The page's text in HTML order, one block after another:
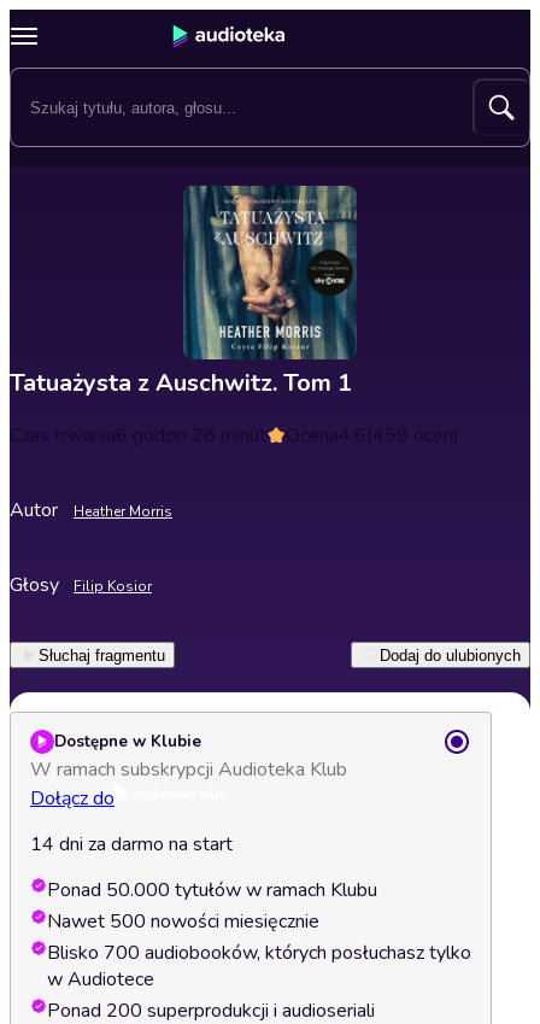
Tatuażysta z Auschwitz. Tom 1
Czas trwania6 godzin 28 minut Ocena4.6(459 ocen)
Autor Heather Morris
Głosy Filip Kosior
Słuchaj fragmentu Dodaj do ulubionych
Dostępne w Klubie
W ramach subskrypcji Audioteka Klub
Dołącz do
14 dni za darmo na start
Ponad 50.000 tytułów w ramach Klubu
Nawet 500 nowości miesięcznie
Blisko 700 audiobooków, których posłuchasz tylko
w Audiotece
Ponad 200 superprodukcji i audioseriali